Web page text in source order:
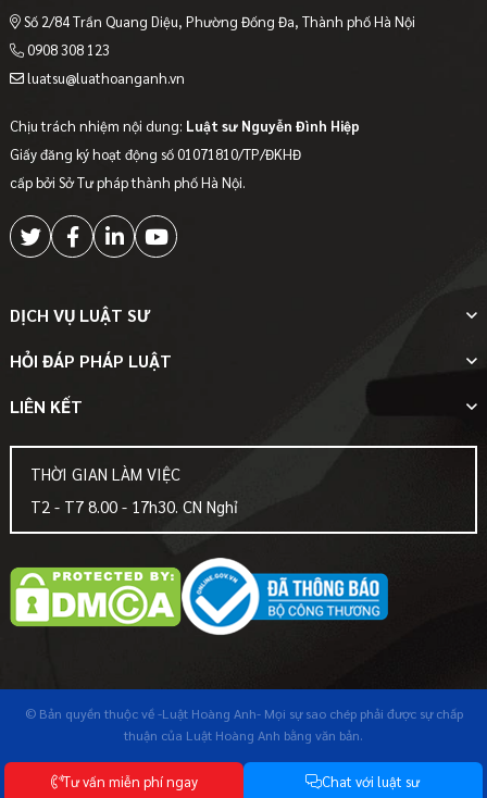
Số 2/84 Trần Quang Diệu, Phường Đống Đa, Thành phố Hà Nội
0908 308 123
luatsu@luathoanganh.vn
Chịu trách nhiệm nội dung: Luật sư Nguyễn Đình Hiệp
Giấy đăng ký hoạt động số 01071810/TP/ĐKHĐ
cấp bởi Sở Tư pháp thành phố Hà Nội.
DỊCH VỤ LUẬT SƯ
HỎI ĐÁP PHÁP LUẬT
LIÊN KẾT
THỜI GIAN LÀM VIỆC
T2 - T7 8.00 - 17h30. CN Nghỉ
© Bản quyền thuộc về-Luật Hoàng Anh-Mọi sự sao chép phải được sự chấp
thuận của Luật Hoàng Anh bằng văn bản.
Tưvấn miễn phíngay Chat với luật sư